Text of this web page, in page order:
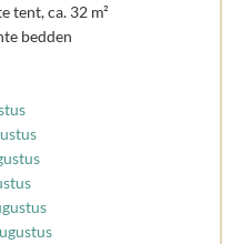
tent, ca. 32 m²
bedden